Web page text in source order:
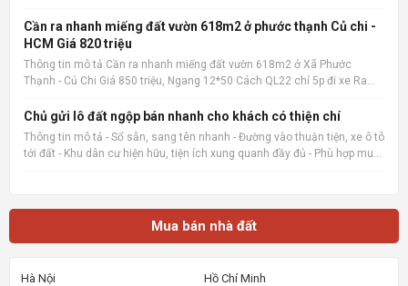
Muabannhadat.com &mdash; Sàn rao vặt nhà đất uy tín 🔗
Cần ra nhanh miếng đất vườn 618m2 ở phước thạnh Củ chi -
HCM Giá 820 triệu
Thông tin mô tả Cần ra nhanh miếng đất vườn 618m2 ở Xã Phước
Thạnh - Củ Chi Giá 850 triệu, Ngang 12*50 Cách QL22 chỉ 5p đi xe Ra
600m 📌 Nguồn tin: Muabannhadat.com &mdash; Sàn rao vặt
Chủ gửi lô đất ngộp bán nhanh cho khách có thiện chí
Thông tin mô tả - Sổ sẵn, sang tên nhanh - Đường vào thuận tiện, xe ô tô
tới đất - Khu dân cư hiện hữu, tiện ích xung quanh đầy đủ - Phù hợp mua
Mua bán nhà đất
Hà Nội
Hồ Chí Minh